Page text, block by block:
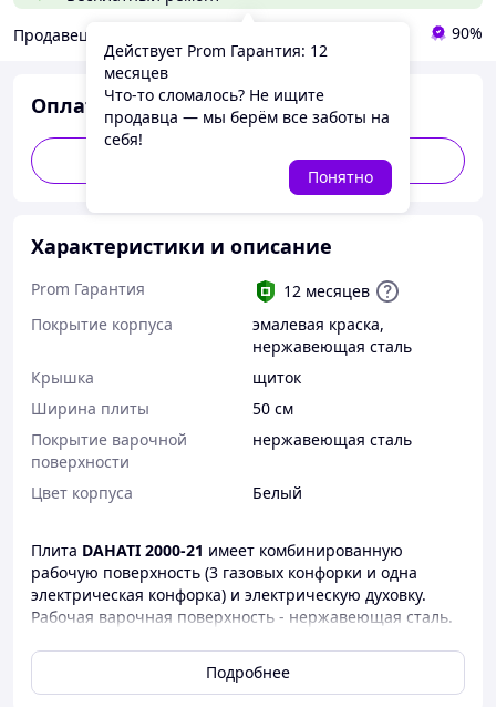
Продавец Элдом - электроника в Ваш дом!
90%
Оплатить частями
Оплатить частями от 1479 ₴
Характеристики и описание
Prom Гарантия
12 месяцев
Покрытие корпуса
эмалевая краска,
нержавеющая сталь
Крышка
щиток
Ширина плиты
50 см
Покрытие варочной
поверхности
нержавеющая сталь
Цвет корпуса Белый
Плита DAHATI 2000-21 имеет комбинированную
рабочую поверхность (3 газовых конфорки и одна
электрическая конфорка) и электрическую духовку.
Рабочая варочная поверхность - нержавеющая сталь.
классический цвет и легкий уход для Вашей кухни.
На передней панели расположены переключатели
Подробнее
Действует Prom Гарантия: 12
месяцев
Что-то сломалось? Не ищите
продавца — мы берём все заботы на
себя!
Понятно